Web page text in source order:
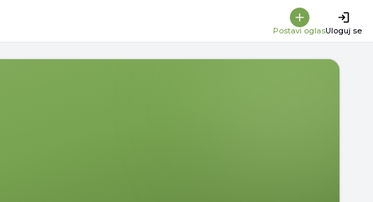
Postavi oglasUloguj se